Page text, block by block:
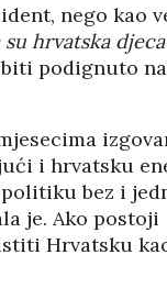
nego kao
hrvatska
podignuto
i hrvatsku
bez i
je. Ako
Hrvatsku
2026
VEZE:
U